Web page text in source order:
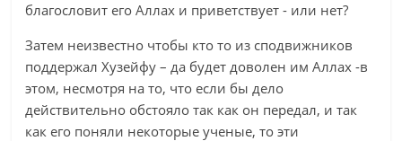
благословит его Аллах и приветствует - или нет?
Затем неизвестно чтобы кто то из сподвижников
поддержал Хузейфу – да будет доволен им Аллах -в
этом, несмотря на то, что если бы дело
действительно обстояло так как он передал, и так
как его поняли некоторые ученые, то эти